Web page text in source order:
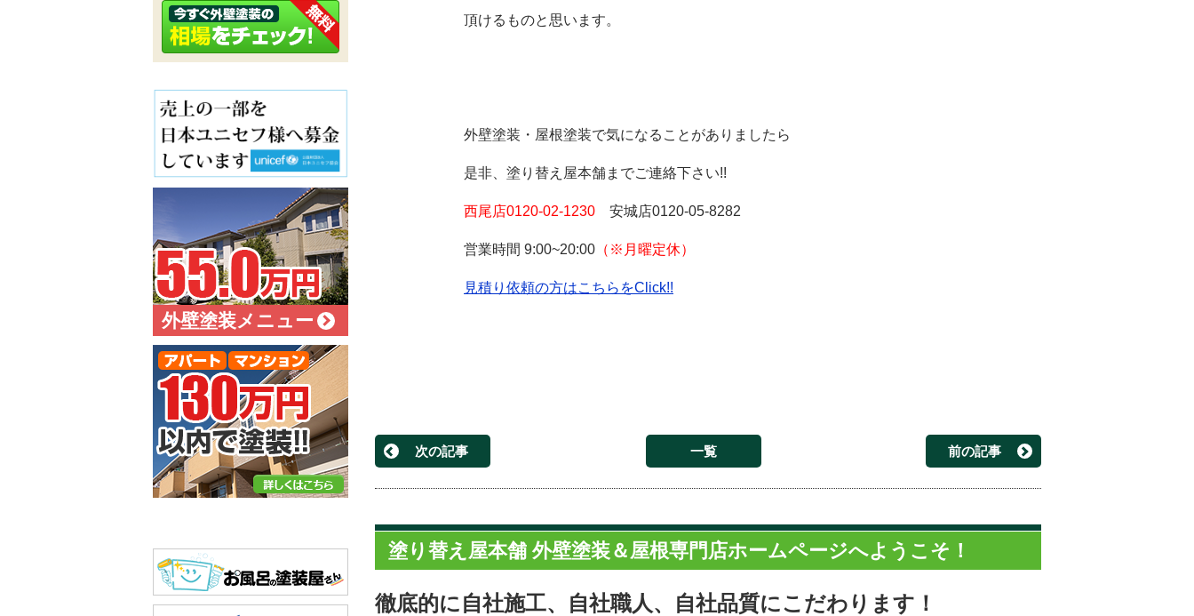
頂けるものと思います。
外壁塗装・屋根塗装で気になることがありましたら
是非、塗り替え屋本舗までご連絡下さい!!
西尾店0120-02-1230 安城店0120-05-8282
営業時間 9:00~20:00 （ ※月曜定休）
見積り依頼の方はこちらをClick!!
次の記事 一覧 前の記事
塗り替え屋本舗 外壁塗装＆屋根専門店ホームページへようこそ！
徹底的に自社施工、自社職人、自社品質にこだわります！
外壁塗装メニュー